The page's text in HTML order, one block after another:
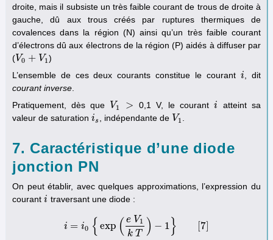
droite, mais il subsiste un très faible courant de trous de droite à
gauche, dû aux trous créés par ruptures thermiques de
covalences dans la région (N) ainsi qu’un très faible courant
d’électrons dû aux électrons de la région (P) aidés à diffuser par
(V0 + V1
V0 +V 1
)
L’ensemble de ces deux courants constitue le courant i
i
, dit
courant inverse
Pratiquement, dès que
V1 >
V1 > 0,1 V, le couranti
i
atteint sa
valeur de saturation is
is , indépendante de V1
V1
7. Caractéristique d’une diode
jonction PN
On peut établir, avec quelques approximations, l’expression du
courant i
i traversant une diode :
i = i0 { exp ( e V1
k T ) − 1 } 7
= 0 {exp (e V1 T)− 1 [7